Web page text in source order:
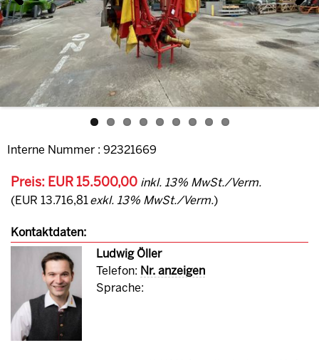
Previous Next
Interne Nummer : 92321669
Preis: EUR 15.500,00 inkl. 13% MwSt./Verm.
(EUR 13.716,81 exkl. 13% MwSt./Verm.)
Kontaktdaten:
Ludwig Öller
Telefon: Nr. anzeigen
Sprache: